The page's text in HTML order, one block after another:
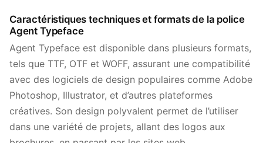
Caractéristiques techniques et formats de la police
Agent Typeface
Agent Typeface est disponible dans plusieurs formats,
tels que TTF, OTF et WOFF, assurant une compatibilité
avec des logiciels de design populaires comme Adobe
Photoshop, Illustrator, et d’autres plateformes
créatives. Son design polyvalent permet de l’utiliser
dans une variété de projets, allant des logos aux